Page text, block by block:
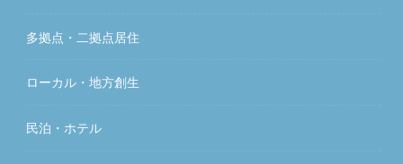
多拠点・二拠点居住
ローカル・地方創生
民泊・ホテル